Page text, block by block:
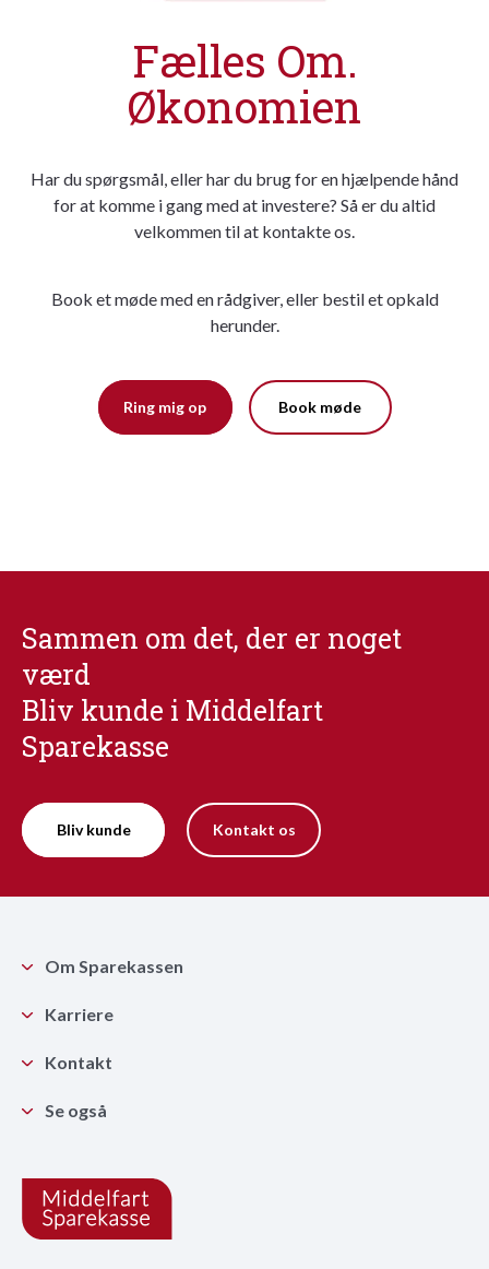
Fælles Om.
Økonomien
Har du spørgsmål, eller har du brug for en hjælpende hånd
for at komme i gang med at investere? Så er du altid
velkommen til at kontakte os.
Book et møde med en rådgiver, eller bestil et opkald
herunder.
Ring mig op Book møde
Sammen om det, der er noget
værd
Bliv kunde i Middelfart
Sparekasse
Bliv kunde Kontakt os
Om Sparekassen
Karriere
Kontakt
Se også